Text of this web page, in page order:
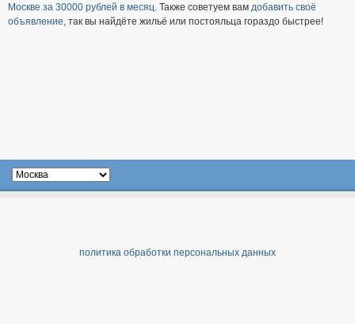
Москве за 30000 рублей в месяц. Также советуем вам добавить своё
объявление, так вы найдёте жильё или постояльца гораздо быстрее!
политика обработки персональных данных